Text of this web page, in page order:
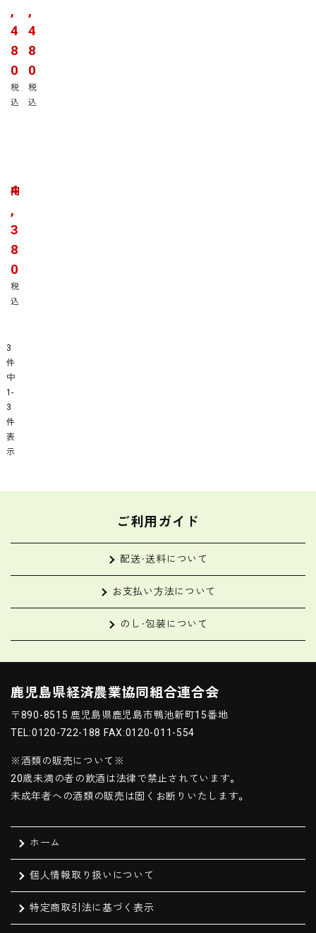
産
野
菜
果
物
セ
ズ
～
品
目
,
4
8
0
税
込
産
野
菜
果
物
セ
,
4
8
0
税
込
島
産
野
菜
果
物
セ
サ
イ
ズ
1
～
1
4
,
3
8
0
円
税
込
3
件
中
1-
3
件
表
示
ご利用ガイド
配送・送料について
お支払い方法について
のし・包装について
鹿児島県経済農業協同組合連合会
〒890-8515 鹿児島県鹿児島市鴨池新町15番地
TEL:0120-722-188 FAX:0120-011-554
※酒類の販売について※
20歳未満の者の飲酒は法律で禁止されています。
未成年者への酒類の販売は固くお断りいたします。
ホーム
個人情報取り扱いについて
特定商取引法に基づく表示